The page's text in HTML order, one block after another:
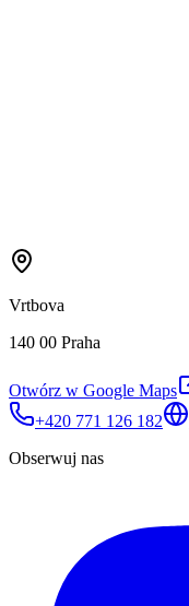
Vrtbova
140 00 Praha
Otwórz w Google Maps
+420 771 126 182
Obserwuj nas